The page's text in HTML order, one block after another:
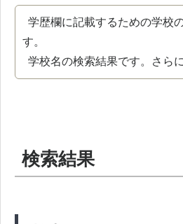
学歴欄に記載するための学校
す。
学校名の検索結果です。さら
検索結果